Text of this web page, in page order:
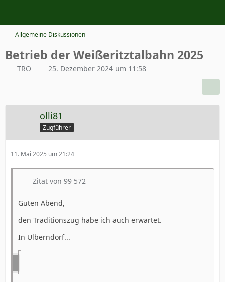
Allgemeine Diskussionen
Betrieb der Weißeritztalbahn 2025
TRO 25. Dezember 2024 um 11:58
olli81
Zugführer
11. Mai 2025 um 21:24
Zitat von 99 572
Guten Abend,
den Traditionszug habe ich auch erwartet.
In Ulberndorf...